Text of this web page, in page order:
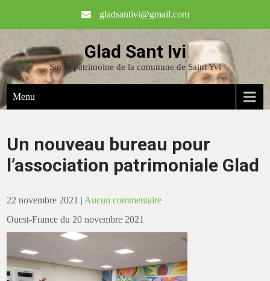
gladsantivi@gmail.com
Glad Sant Ivi
Sur le patrimoine de la commune de Saint Yvi
Menu
Un nouveau bureau pour
l’association patrimoniale Glad
22 novembre 2021 | Aucun commentaire
Ouest-France du 20 novembre 2021